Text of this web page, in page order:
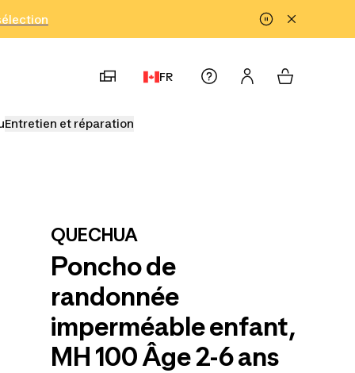
FR
Entretien et réparation
QUECHUA
Poncho de
randonnée
imperméable enfant,
MH 100 Âge 2-6 ans